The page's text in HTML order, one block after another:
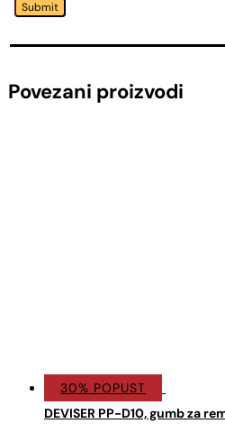
Submit
Povezani proizvodi
30% POPUST
DEVISER PP-D10, gumb za